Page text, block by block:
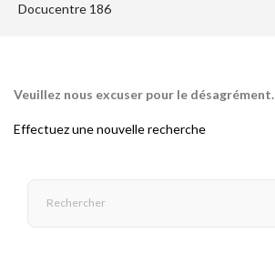
Docucentre 186
Veuillez nous excuser pour le désagrément.
Effectuez une nouvelle recherche